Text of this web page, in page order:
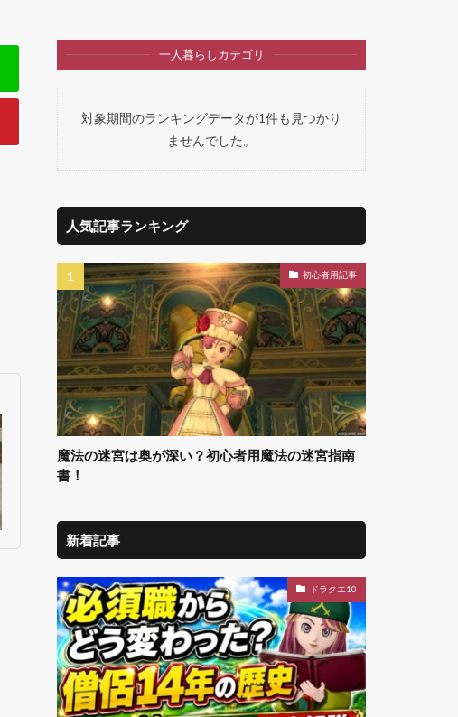
一人暮らしカテゴリ
対象期間のランキングデータが1件も見つかり
ませんでした。
人気記事ランキング
初心者用記事
魔法の迷宮は奥が深い？初心者用魔法の迷宮指南
書！
新着記事
ドラクエ10